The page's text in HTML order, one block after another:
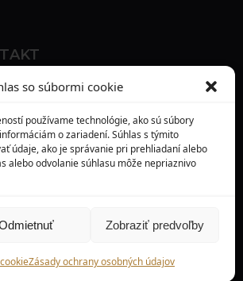
so súbormi cookie
používame technológie, ako sú súbory
o zariadení. Súhlas s týmito
údaje, ako je správanie pri prehliadaní alebo
alebo odvolanie súhlasu môže nepriaznivo
Zobraziť predvoľby
Zásady ochrany osobných údajov
DENTAL, s. r. o.
Trnava
067
© Maxilodental.sk 2026.